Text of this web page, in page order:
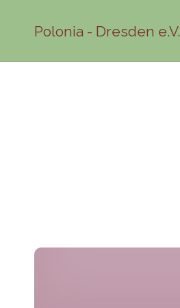
Polonia - Dresden e.V.